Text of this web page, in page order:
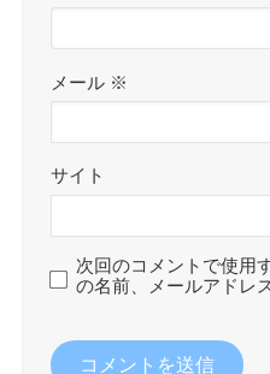
メール ※
サイト
次回のコメントで使用
の名前、メールアドレ